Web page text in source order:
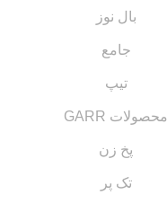
بال نوز
جامع
تیپ
محصولات GARR
پخ زن
تک پر